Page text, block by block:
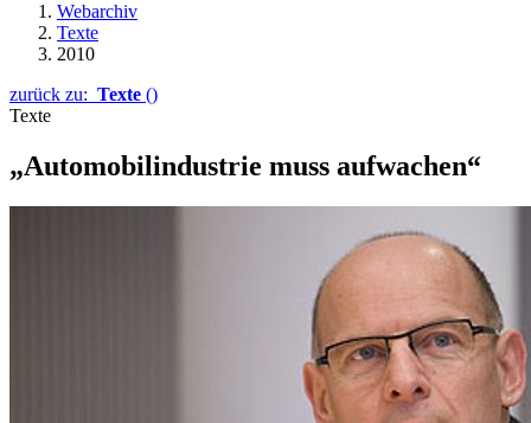
Webarchiv
Texte
2010
zurück zu: Texte ()
Texte
„Automobilindustrie muss aufwachen“